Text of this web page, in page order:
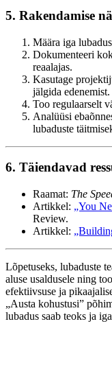
5. Rakendamise
Määra iga
Dokumenteeri
reaalajas.
Kasutage
jälgida edenemist.
Too regulaarselt
Analüüsi
lubaduste
6. Täiendavad
Raamat: The
Artikkel: „You
Review.
Artikkel:
Lõpetuseks, lubaduste
aluse usaldusele ning
efektiivsuse ja
„Austa kohustusi”
lubadus saab teoks ja